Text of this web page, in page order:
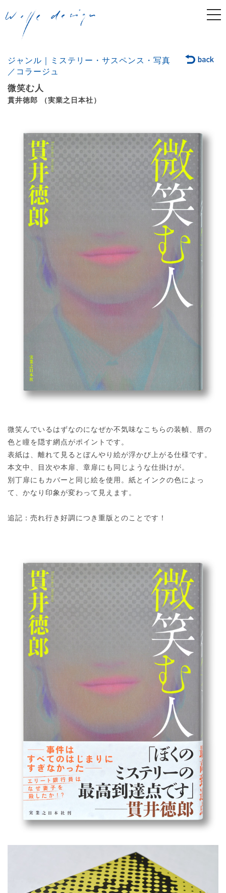
ジャンル｜ミステリー・サスペンス・写真
／コラージュ
微笑む人
貫井徳郎 （実業之日本社）
微笑んでいるはずなのになぜか不気味なこちらの装幀、唇の
色と瞳を隠す網点がポイントです。
表紙は、離れて見るとぼんやり絵が浮かび上がる仕様です。
本文中、目次や本扉、章扉にも同じような仕掛けが。
別丁扉にもカバーと同じ絵を使用。紙とインクの色によっ
て、かなり印象が変わって見えます。
追記：売れ行き好調につき重版とのことです！